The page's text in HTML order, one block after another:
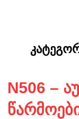
N506 –